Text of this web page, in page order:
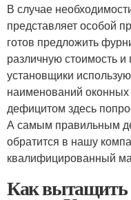
В случае
представляет особой
готов предложить
различную стоимость
установщики
наименований
дефицитом здесь
А самым правильным
обратится в нашу
квалифицированный
Как вытащить